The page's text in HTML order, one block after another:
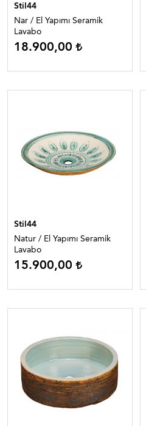
Stil44
Nar / El Yapımı Seramik
Lavabo
18.900,00
Stil44
Natur / El Yapımı Seramik
Lavabo
15.900,00